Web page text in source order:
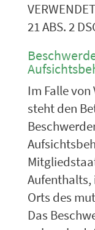
21 ABS. 2
Im Falle von
steht den
Aufenthalts,
Orts des
Das